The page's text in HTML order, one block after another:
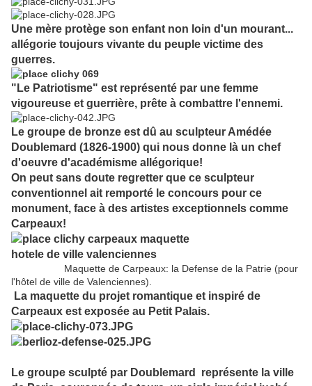
Une mère protège son enfant non loin d'un mourant...
allégorie toujours vivante du peuple victime des
guerres.
"Le Patriotisme" est représenté par une femme
vigoureuse et guerrière, prête à combattre l'ennemi.
Le groupe de bronze est dû au sculpteur Amédée
Doublemard (1826-1900) qui nous donne là un chef
d'oeuvre d'académisme allégorique!
On peut sans doute regretter que ce sculpteur
conventionnel ait remporté le concours pour ce
monument, face à des artistes exceptionnels comme
Carpeaux!
Maquette de Carpeaux: la Defense de la Patrie (pour
l'hôtel de ville de Valenciennes).
La maquette du projet romantique et inspiré de
Carpeaux est exposée au Petit Palais.
Le groupe sculpté par Doublemard représente la ville